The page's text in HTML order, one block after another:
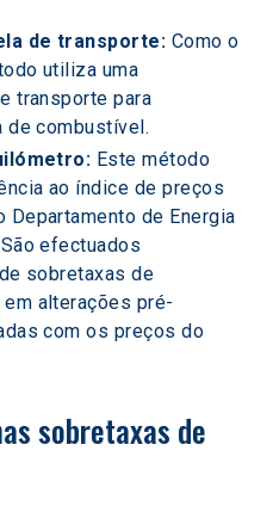
de transporte: Como o
utiliza uma
transporte para
de combustível.
Este método
ao índice de preços
de Energia
efectuados
sobretaxas de
alterações pré-
com os preços do
sobretaxas de